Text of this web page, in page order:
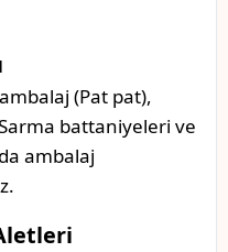
ambalaj (Pat pat),
battaniyeleri ve
ambalaj